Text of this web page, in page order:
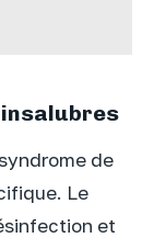
de
Le
et